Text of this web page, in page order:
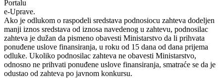
Portalu
e-Uprave.
Ako je odlukom o raspodeli sredstava podnosiocu zahteva dodeljen
manji iznos sredstava od iznosa navedenog u zahtevu, podnosilac
zahteva je dužan da pismeno obavesti Ministarstvo da li prihvata
ponuđene uslove finansiranja, u roku od 15 dana od dana prijema
odluke. Ukoliko podnosilac zahteva ne obavesti Ministarstvo,
odnosno ne prihvati ponuđene uslove finansiranja, smatraće se da je
odustao od zahteva po javnom konkursu.